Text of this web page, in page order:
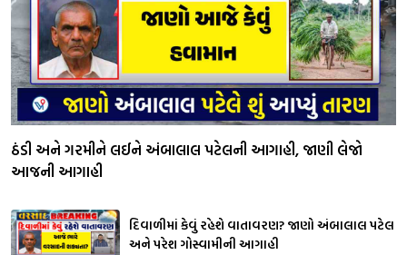
ઠંડી અને ગરમીને લઈને અંબાલાલ પટેલની આગાહી, જાણી લેજો
આજની આગાહી
દિવાળીમાં કેવું રહેશે વાતાવરણ? જાણો અંબાલાલ પટેલ
અને પરેશ ગોસ્વામીની આગાહી